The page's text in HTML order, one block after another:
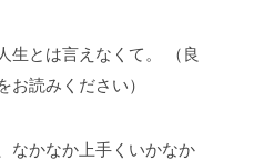
生とは言えなくて。
（良
お読みください）
なかなか上手くいかなか